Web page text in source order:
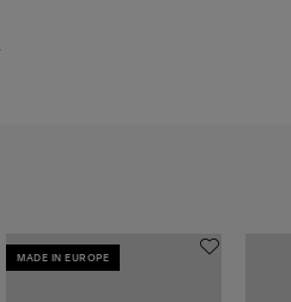
MADE IN EUROPE